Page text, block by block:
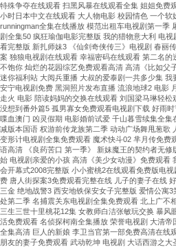
特殊争夺在线观看 扫黑风暴在线观看全集 姐姐免费
小时日本中文在线观看 大人物电影 校园情色 一个
runningman全集在线播放 模范出租车电视剧第一季
剧全集50 疯狂瑜伽电影完整版 我的猎物意大利 电
看完整版 新扎师妹3 《仙剑奇侠传三》电视剧 春丽
案 独狼电视剧在线观看 幸福密码在线观看 第二名
不饱你 灿烂的花园综艺免费观看高清 高清《比如父
迷你福利站 大阅兵重播 大叔的爱泰剧一共多少集
安宁电视剧免费 黑洞照片发布直播 流浪地球2 电影
走火 电影 陪读妈妈的交换在线观看 刘国梁马琳轻
没想到番外篇5 孤男寡女免费观看电视剧下载 好雨
喋血澳门 凶灵假期 电影婚前试爱 千山暮雪续集全
减版本国语 权游前传龙族第二季 动动广场舞甩葱歌
变形计电视剧全集免费观看 魔术快斗02 芈月传免费
语高清 《良药苦口 第一季》 新妹魔王的契约者无
始 电视剧亲爱的小孩 高清《美少女动漫》免费观看
会开幕式2008完整版 小小蜜桃2在线观看免费版电
费 唐人街探案3免费观看完整在线 儿子的妻子在线
三金 绝地战警3 西安地铁保安女子完整版 爱情公寓
处第二季 名捕震关东电视剧全集免费观看 北上广不
三生三世十里桃花12集 女教师白洁张敏玩交换 暴风
活免费观看 名侦探柯南全集播放 荣誉电视剧 大清
全集高清 巨人的新娘 李卫当官第一部免费高清在线
朋友的妻子免费观看 武动乾坤 电视剧 大话西游之